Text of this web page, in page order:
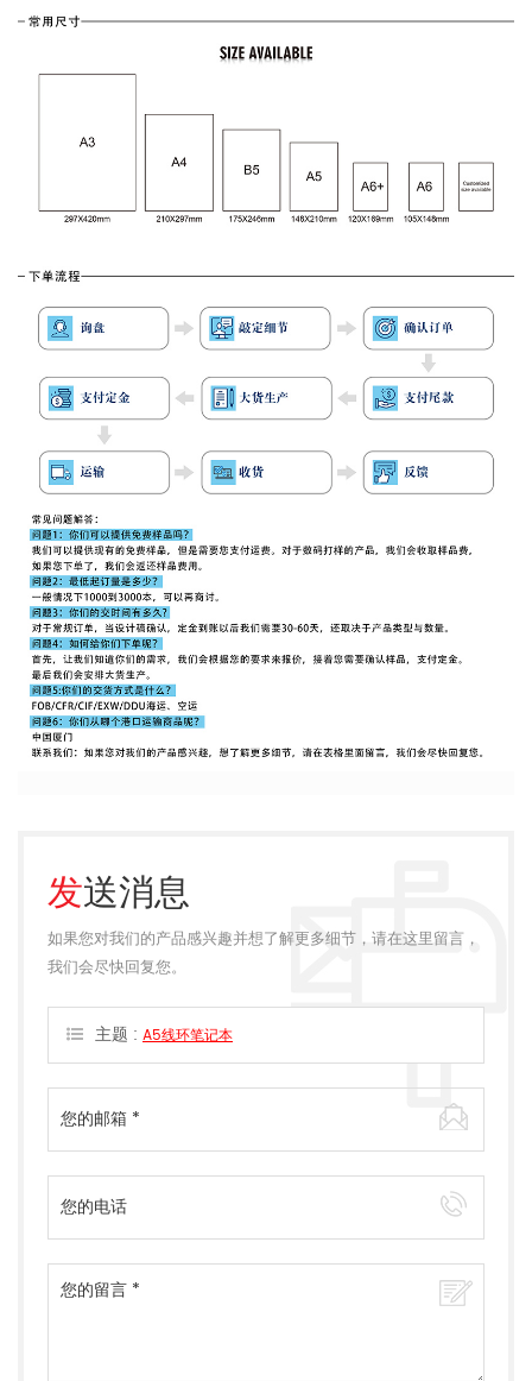
发送消息
如果您对我们的产品感兴趣并想了解更多细节，请在这里留言，
我们会尽快回复您。
主题 : A5线环笔记本